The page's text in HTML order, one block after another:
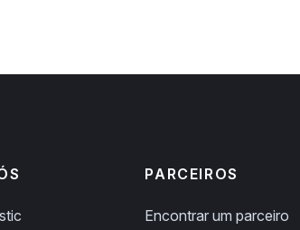
PARCEIROS
Encontrar um parceiro